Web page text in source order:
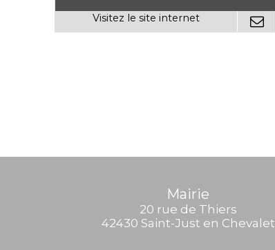
Mairie
20 rue de Thiers
42430 Saint-Just en Chevalet